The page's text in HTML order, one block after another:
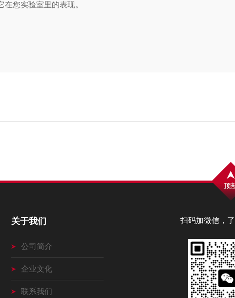
您实验室里的表现。
扫码加微信，
关于我们
公司简介
企业文化
联系我们